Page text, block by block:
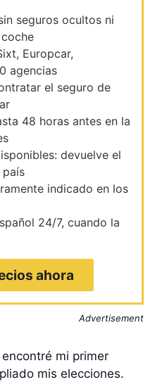
seguros ocultos ni
Europcar,
agencias
el seguro de
48 horas antes en la
devuelve el
indicado en los
24/7, cuando la
ahora
Advertisement
mi primer
mis elecciones.